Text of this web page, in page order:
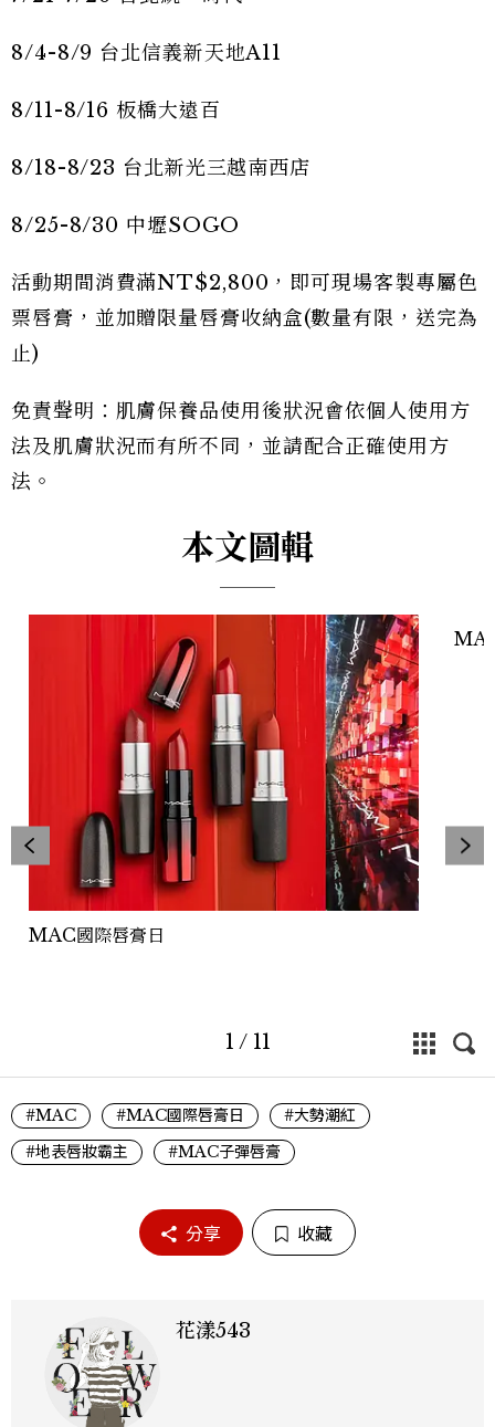
8/4-8/9 台北信義新天地A11
8/11-8/16 板橋大遠百
8/18-8/23 台北新光三越南西店
8/25-8/30 中壢SOGO
活動期間消費滿NT$2,800，即可現場客製專屬色
票唇膏，並加贈限量唇膏收納盒(數量有限，送完為
止)
免責聲明：肌膚保養品使用後狀況會依個人使用方
法及肌膚狀況而有所不同，並請配合正確使用方
法。
本文圖輯
MAC國際唇膏日
1 / 11
#MAC #MAC國際唇膏日
#大勢潮紅
#地表唇妝霸主
#MAC子彈唇膏
分享 收藏
花漾543